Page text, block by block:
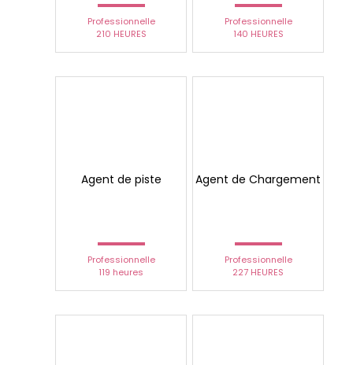
Professionnelle
210 HEURES
Professionnelle
140 HEURES
Agent de piste
Professionnelle
119 heures
Agent de Chargement
Professionnelle
227 HEURES